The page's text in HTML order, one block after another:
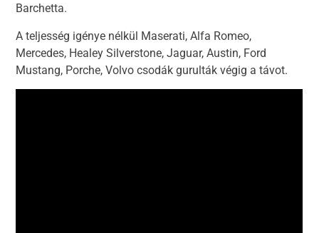
Barchetta.
A teljesség igénye nélkül Maserati, Alfa Romeo,
Mercedes, Healey Silverstone, Jaguar, Austin, Ford
Mustang, Porche, Volvo csodák gurulták végig a távot.